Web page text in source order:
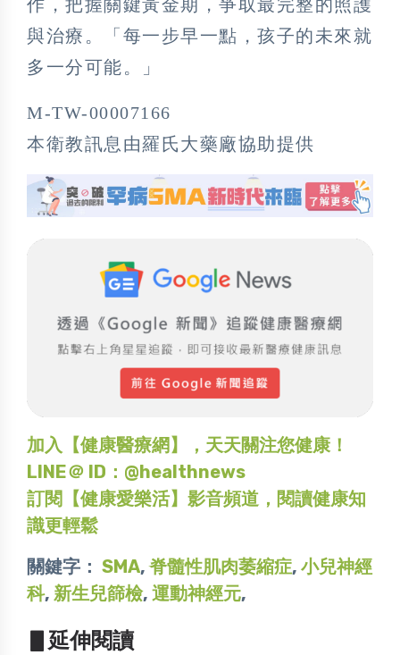
作，把握關鍵黃金期，爭取最完整的照護
與治療。「每一步早一點，孩子的未來就
多一分可能。」
M-TW-00007166
本衛教訊息由羅氏大藥廠協助提供
加入【健康醫療網】，天天關注您健康！
LINE＠ ID：@healthnews
訂閱【健康愛樂活】影音頻道，閱讀健康知
識更輕鬆
關鍵字： SMA,脊髓性肌肉萎縮症, 小兒神經
科, 新生兒篩檢, 運動神經元,
▋延伸閱讀